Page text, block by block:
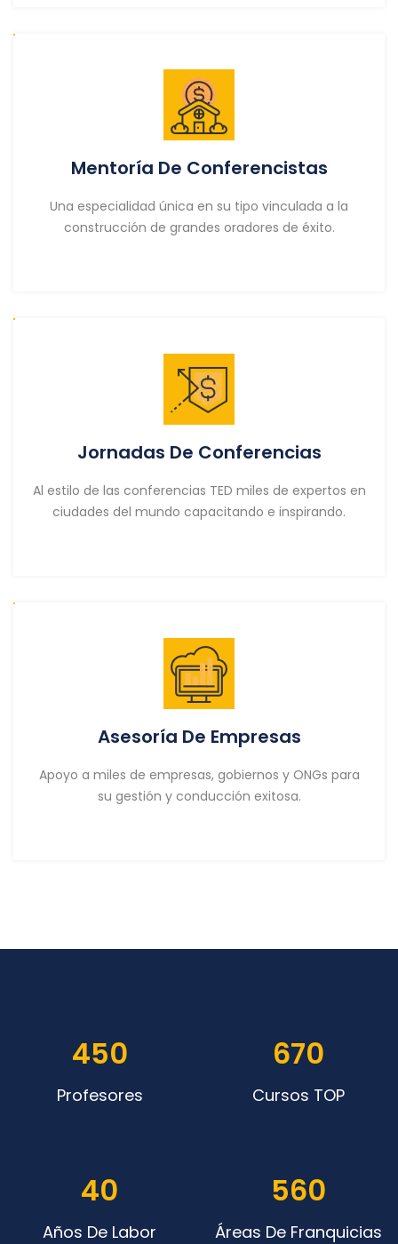
Mentoría De Conferencistas
Una especialidad única en su tipo vinculada a la
construcción de grandes oradores de éxito.
Jornadas De Conferencias
Al estilo de las conferencias TED miles de expertos en
ciudades del mundo capacitando e inspirando.
Asesoría De Empresas
Apoyo a miles de empresas, gobiernos y ONGs para
su gestión y conducción exitosa.
450
Profesores
670
Cursos TOP
40
Años De Labor
560
Áreas De Franquicias